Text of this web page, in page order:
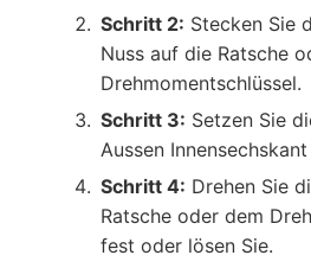
Schritt 2: Stecken Sie
Nuss auf die Ratsche
Drehmomentschlüssel.
Schritt 3: Setzen Sie
Aussen
Schritt 4: Drehen Sie
Ratsche oder dem
fest oder lösen Sie.